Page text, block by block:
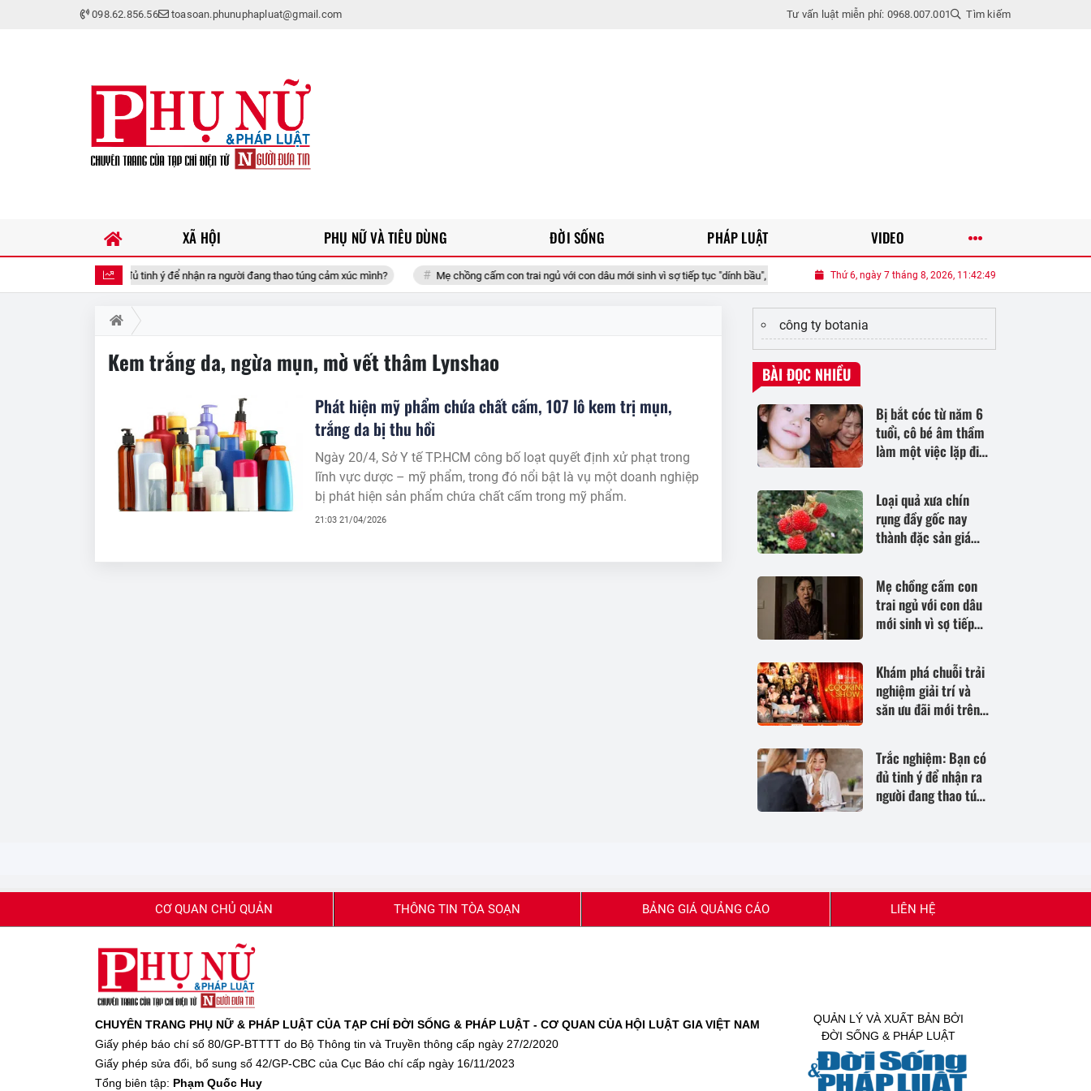
098.62.856.56 toasoan.phunuphapluat@gmail.com Tư vấn luật miễn phí: 0968.007.001 Tìm kiếm
Trắc nghiệm: Bạn có đủ tinh ý để nhận ra người đang thao túng cảm xúc mình? Mẹ chồng cấm con trai ngủ với con dâu mới sinh vì sợ tiếp tục "dính bầu", nửa đêm tỉnh giấc, bà tím mặt Loại quả xưa chín rụng đầy gốc
Thứ 6, ngày 7 tháng 8, 2026, 11:42:49
XÃ HỘI PHỤ NỮ VÀ TIÊU DÙNG ĐỜI SỐNG PHÁP LUẬT VIDEO
Kem trắng da, ngừa mụn, mờ vết thâm Lynshao
Phát hiện mỹ phẩm chứa chất cấm, 107 lô kem trị mụn,
trắng da bị thu hồi
Ngày 20/4, Sở Y tế TP.HCM công bố loạt quyết định xử phạt trong
lĩnh vực dược – mỹ phẩm, trong đó nổi bật là vụ một doanh nghiệp
bị phát hiện sản phẩm chứa chất cấm trong mỹ phẩm.
21:03 21/04/2026
công ty botania
BÀI ĐỌC NHIỀU
Bị bắt cóc từ năm 6
tuổi, cô bé âm thầm
làm một việc lặp đi
khiến kẻ xấu trả giá
Loại quả xưa chín
rụng đầy gốc nay
thành đặc sản giá
một lần thu hoạch
nhiều năm, tốt cho
sức khỏe
Mẹ chồng cấm con
trai ngủ với con dâu
mới sinh vì sợ tiếp
đêm tỉnh giấc, bà
tím mặt
Khám phá chuỗi trải
nghiệm giải trí và
săn ưu đãi mới trên
Trắc nghiệm: Bạn có
đủ tinh ý để nhận ra
người đang thao túng
CƠ QUAN CHỦ QUẢN THÔNG TIN TÒA SOẠN BẢNG GIÁ QUẢNG CÁO LIÊN HỆ
CHUYÊN TRANG PHỤ NỮ & PHÁP LUẬT CỦA TẠP CHÍ ĐỜI SỐNG & PHÁP LUẬT - CƠ QUAN CỦA HỘI LUẬT GIA VIỆT NAM
Giấy phép báo chí số 80/GP-BTTTT do Bộ Thông tin và Truyền thông cấp ngày 27/2/2020
Giấy phép sửa đổi, bổ sung số 42/GP-CBC của Cục Báo chí cấp ngày 16/11/2023
Tổng biên tập: Phạm Quốc Huy
QUẢN LÝ VÀ XUẤT BẢN BỞI
ĐỜI SỐNG & PHÁP LUẬT